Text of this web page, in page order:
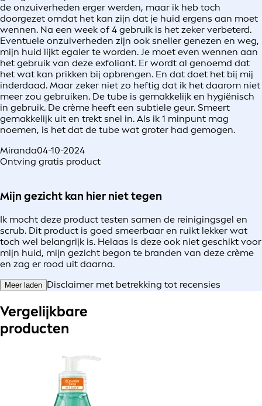
de onzuiverheden erger werden, maar ik heb toch
doorgezet omdat het kan zijn dat je huid ergens aan moet
wennen. Na een week of 4 gebruik is het zeker verbeterd.
Eventuele onzuiverheden zijn ook sneller genezen en weg,
mijn huid lijkt egaler te worden. Je moet even wennen aan
het gebruik van deze exfoliant. Er wordt al genoemd dat
het wat kan prikken bij opbrengen. En dat doet het bij mij
inderdaad. Maar zeker niet zo heftig dat ik het daarom niet
meer zou gebruiken. De tube is gemakkelijk en hygiënisch
in gebruik. De crème heeft een subtiele geur. Smeert
gemakkelijk uit en trekt snel in. Als ik 1 minpunt mag
noemen, is het dat de tube wat groter had gemogen.
Miranda04-10-2024
Ontving gratis product
Mijn gezicht kan hier niet tegen
Ik mocht deze product testen samen de reinigingsgel en
scrub. Dit product is goed smeerbaar en ruikt lekker wat
toch wel belangrijk is. Helaas is deze ook niet geschikt voor
mijn huid, mijn gezicht begon te branden van deze crème
en zag er rood uit daarna.
Meer laden Disclaimer met betrekking tot recensies
Vergelijkbare
producten